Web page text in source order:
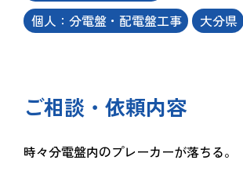
個人：分電盤・配電盤工事
大分県
ご相談・依頼内容
時々分電盤内のプレーカーが落ちる。